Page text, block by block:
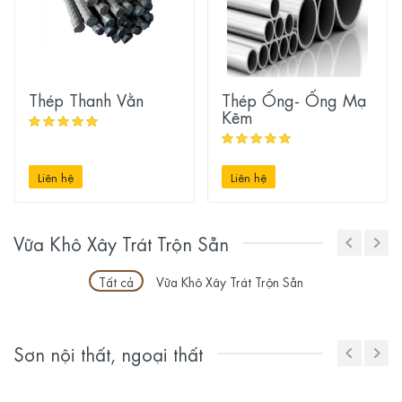
Thép Thanh Vằn
Liên hệ
Thép Ống- Ống Mạ
Kẽm
Liên hệ
Vữa Khô Xây Trát Trộn Sẵn
Tất cả Vữa Khô Xây Trát Trộn Sẵn
Sơn nội thất, ngoại thất